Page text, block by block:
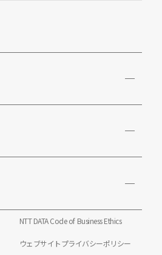
NTT DATA Code of Business Ethics
ウェブサイトプライバシーポリシー